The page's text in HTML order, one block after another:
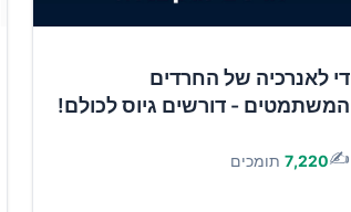
די לאנרכיה של החרדים
המשתמטים - דורשים גיוס לכולם!
✍️
7,220 תומכים